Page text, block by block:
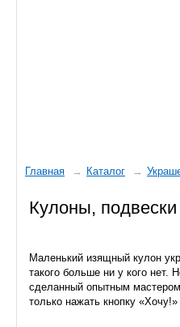
Главная Каталог
Кулоны, подвески
Маленький изящный кулон
такого больше ни у кого нет.
сделанный опытным
только нажать кнопку